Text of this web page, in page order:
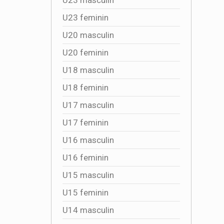
U23 feminin
U20 masculin
U20 feminin
U18 masculin
U18 feminin
U17 masculin
U17 feminin
U16 masculin
U16 feminin
U15 masculin
U15 feminin
U14 masculin